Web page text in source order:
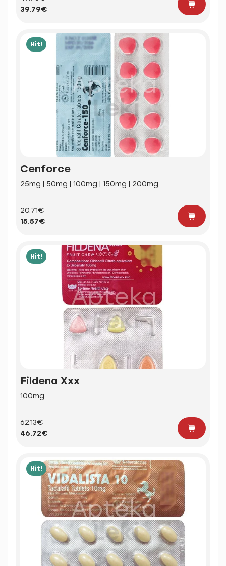
39.79€
Hit!
Cenforce
25mg | 50mg | 100mg | 150mg | 200mg
20.71€
15.57€
Hit!
Fildena Xxx
100mg
62.13€
46.72€
Hit!